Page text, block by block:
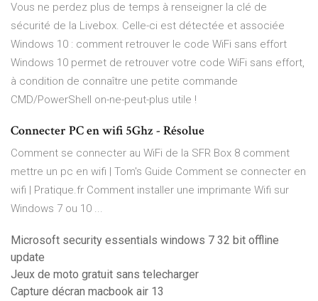
Vous ne perdez plus de temps à renseigner la clé de
sécurité de la Livebox. Celle-ci est détectée et associée
Windows 10 : comment retrouver le code WiFi sans effort
Windows 10 permet de retrouver votre code WiFi sans effort,
à condition de connaître une petite commande
CMD/PowerShell on-ne-peut-plus utile !
Connecter PC en wifi 5Ghz - Résolue
Comment se connecter au WiFi de la SFR Box 8 comment
mettre un pc en wifi | Tom's Guide Comment se connecter en
wifi | Pratique.fr Comment installer une imprimante Wifi sur
Windows 7 ou 10 ...
Microsoft security essentials windows 7 32 bit offline
update
Jeux de moto gratuit sans telecharger
Capture décran macbook air 13